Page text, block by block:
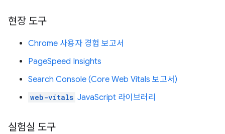
현장 도구
Chrome 사용자 경험 보고서
PageSpeed Insights
Search Console (Core Web Vitals 보고서)
web-vitals JavaScript 라이브러리
실험실 도구